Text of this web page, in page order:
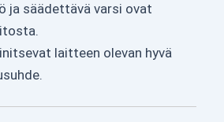
ja säädettävä varsi ovat
laitteen olevan hyvä